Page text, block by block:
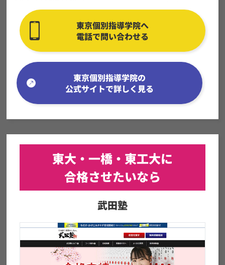
東京個別指導学院へ
電話で問い合わせる
東京個別指導学院の
公式サイトで詳しく見る
東大・一橋・東工大に
合格させたいなら
武田塾